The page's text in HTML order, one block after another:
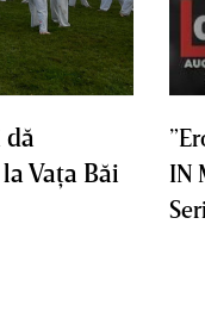
Vaţa Băi
IN